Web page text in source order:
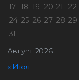
Август 2026
17 18 19 20 21 22
24 25 26 27 28 29
31
« Июл